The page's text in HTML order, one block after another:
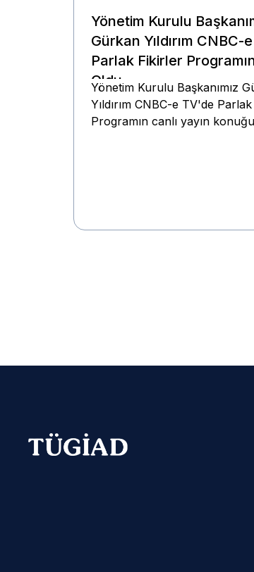
Yönetim Kurulu
Gürkan Yıldırım CNBC-
Parlak Fikirler
Oldu
Yönetim Kurulu Başkanımız
Yıldırım CNBC-e TV'de
Programın canlı yayın